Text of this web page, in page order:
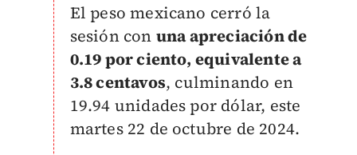
El peso mexicano cerró la
sesión con una apreciación de
0.19 por ciento, equivalente a
3.8 centavos, culminando en
19.94 unidades por dólar, este
martes 22 de octubre de 2024.